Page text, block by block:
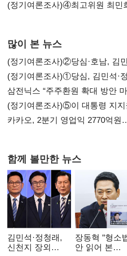
'한 자릿수'
(정기여론조사)④최고위원 최민
많이 본 뉴스
(정기여론조사)②당심·호남, 김
(정기여론조사)①당심, 김민석·
지지도 '50% 아래로'(종합)
삼전닉스 “주주환원 확대 방안
보내
(정기여론조사)⑤이 대통령 지
만에 다시 40%대
카카오, 2분기 영업익 2770억
함께 볼만한 뉴스
김민석·정청래,
신천지 장외
장동혁 "형소
안 읽어 본